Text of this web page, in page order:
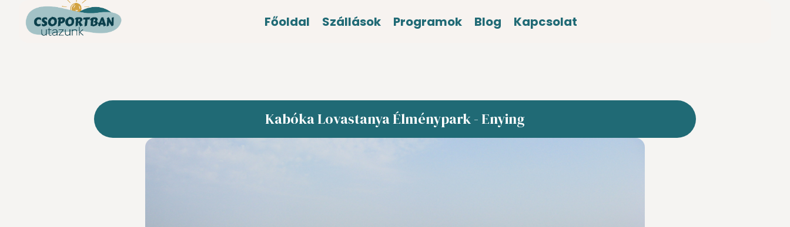
Főoldal Szállások Programok Blog Kapcsolat
Kabóka Lovastanya Élménypark - Enying